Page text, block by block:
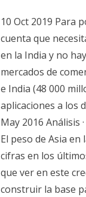
10 Oct 2019 Para
cuenta que
en la India y no
mercados de
e India (48 000
aplicaciones a los
May 2016 Análisis
El peso de Asia
cifras en los
que ver en este
construir la base